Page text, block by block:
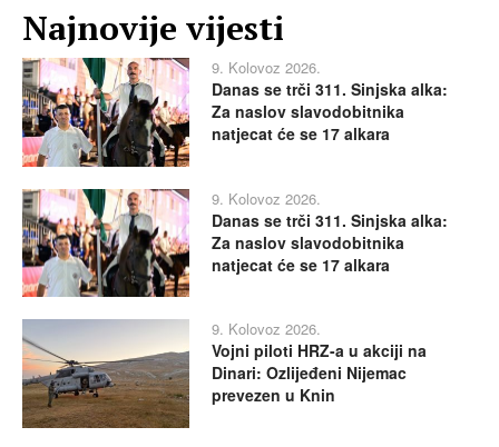
Najnovije vijesti
9. Kolovoz 2026.
Danas se trči 311. Sinjska alka:
Za naslov slavodobitnika
natjecat će se 17 alkara
9. Kolovoz 2026.
Danas se trči 311. Sinjska alka:
Za naslov slavodobitnika
natjecat će se 17 alkara
9. Kolovoz 2026.
Vojni piloti HRZ-a u akciji na
Dinari: Ozlijeđeni Nijemac
prevezen u Knin